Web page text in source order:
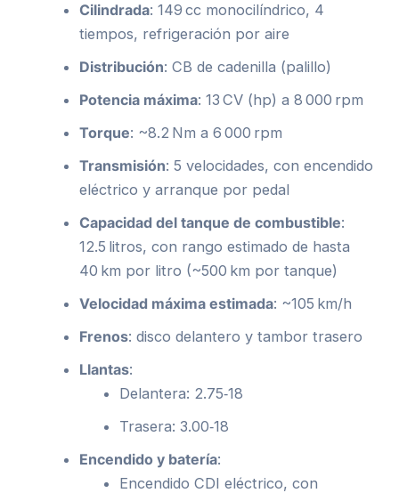
Cilindrada: 149 cc monocilíndrico, 4
tiempos, refrigeración por aire
Distribución: CB de cadenilla (palillo)
Potencia máxima: 13 CV (hp) a 8 000 rpm
Torque: ~8.2 Nm a 6 000 rpm
Transmisión: 5 velocidades, con encendido
eléctrico y arranque por pedal
Capacidad del tanque de combustible:
12.5 litros, con rango estimado de hasta
40 km por litro (~500 km por tanque)
Velocidad máxima estimada: ~105 km/h
Frenos: disco delantero y tambor trasero
Llantas:
Delantera: 2.75‑18
Trasera: 3.00‑18
Encendido y batería:
Encendido CDI eléctrico, con